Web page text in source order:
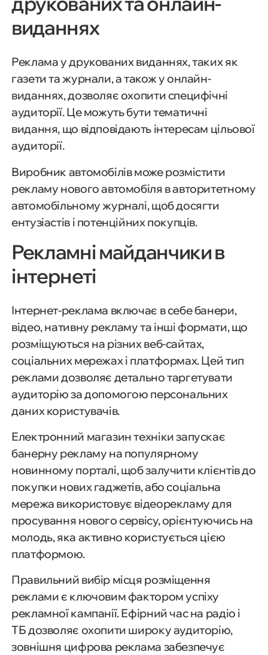
виданнях
Реклама у друкованих виданнях, таких як
газети та журнали, а також у онлайн-
виданнях, дозволяє охопити специфічні
аудиторії. Це можуть бути тематичні
видання, що відповідають інтересам цільової
аудиторії.
Виробник автомобілів може розмістити
рекламу нового автомобіля в авторитетному
автомобільному журналі, щоб досягти
ентузіастів і потенційних покупців.
Рекламні майданчики в
інтернеті
Інтернет-реклама включає в себе банери,
відео, нативну рекламу та інші формати, що
розміщуються на різних веб-сайтах,
соціальних мережах і платформах. Цей тип
реклами дозволяє детально таргетувати
аудиторію за допомогою персональних
даних користувачів.
Електронний магазин техніки запускає
банерну рекламу на популярному
новинному порталі, щоб залучити клієнтів до
покупки нових гаджетів, або соціальна
мережа використовує відеорекламу для
просування нового сервісу, орієнтуючись на
молодь, яка активно користується цією
платформою.
Правильний вибір місця розміщення
реклами є ключовим фактором успіху
рекламної кампанії. Ефірний час на радіо і
ТБ дозволяє охопити широку аудиторію,
зовнішня цифрова реклама забезпечує